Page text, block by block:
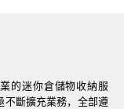
的迷你倉儲物收納服
不斷擴充業務，全部遵